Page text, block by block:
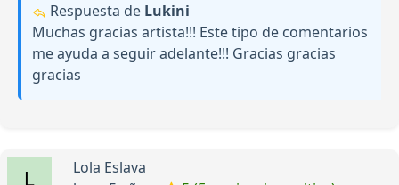
Respuesta de Lukini
Muchas gracias artista!!! Este tipo de comentarios
me ayuda a seguir adelante!!! Gracias gracias
gracias
Lola Eslava